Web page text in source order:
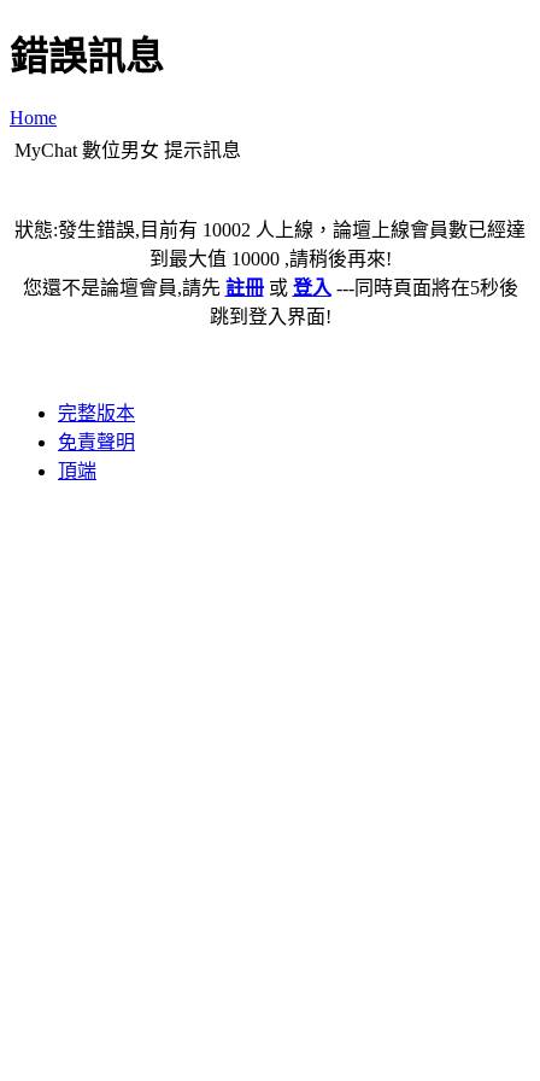
錯誤訊息
Home
MyChat 數位男女 提示訊息
狀態:發生錯誤,目前有 10002 人上線，論壇上線會員數已經達
到最大值 10000 ,請稍後再來!
您還不是論壇會員,請先 註冊或 登入 ---同時頁面將在5秒後
跳到登入界面!
完整版本
免責聲明
頂端